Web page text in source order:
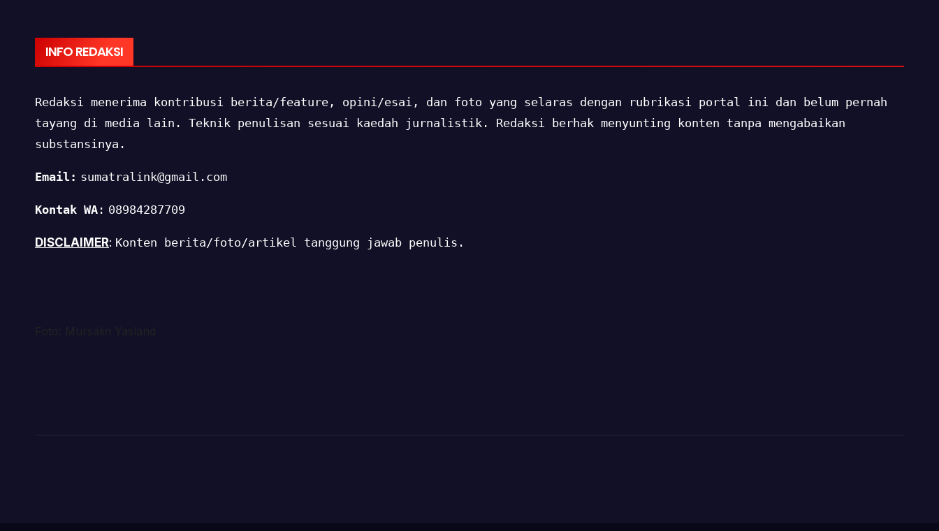
INFO REDAKSI
Redaksi menerima kontribusi berita/feature, opini/esai, dan foto yang selaras dengan rubrikasi portal ini dan belum pernah
tayang di media lain. Teknik penulisan sesuai kaedah jurnalistik. Redaksi berhak menyunting konten tanpa mengabaikan
substansinya.
Email: sumatralink@gmail.com
Kontak WA : 08984287709
DISCLAIMER: Konten berita/foto/artikel tanggung jawab penulis.